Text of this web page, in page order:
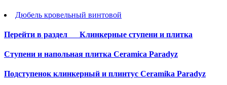
Дюбель кровельный винтовой
Перейти в раздел Клинкерные ступени и плитка
Cтупени и напольная плитка Ceramica Paradyz
Подступенок клинкерный и плинтус Ceramika Paradyz